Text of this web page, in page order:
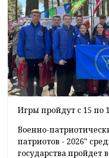
Игры пройдут с 15 по
Военно-
патриотов - 2026"
государства пройдет